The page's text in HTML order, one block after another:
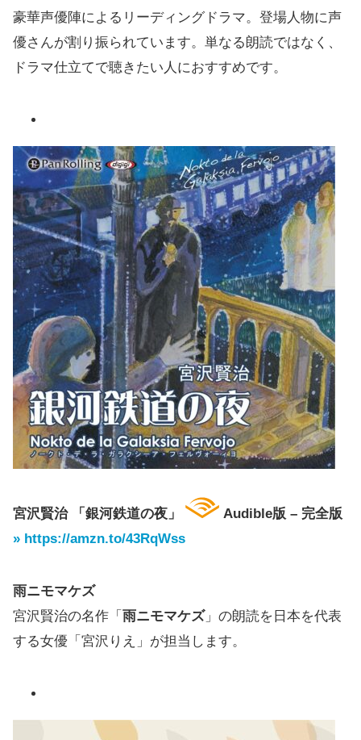
豪華声優陣によるリーディングドラマ。登場人物に声
優さんが割り振られています。単なる朗読ではなく、
ドラマ仕立てで聴きたい人におすすめです。
宮沢賢治 「銀河鉄道の夜」
Audible版 – 完全版
» https://amzn.to/43RqWss
雨ニモマケズ
宮沢賢治の名作「 雨ニモマケズ」の朗読を日本を代表
する女優「宮沢りえ」が担当します。